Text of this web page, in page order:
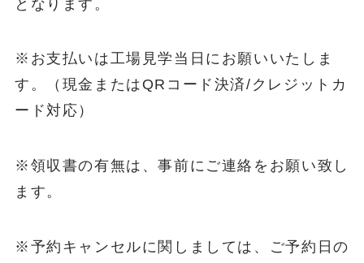
となります。
※お支払いは工場見学当日にお願いいたしま
す。（現金またはQRコード決済/クレジットカ
ード対応）
※領収書の有無は、事前にご連絡をお願い致し
ます。
※予約キャンセルに関しましては、ご予約日の